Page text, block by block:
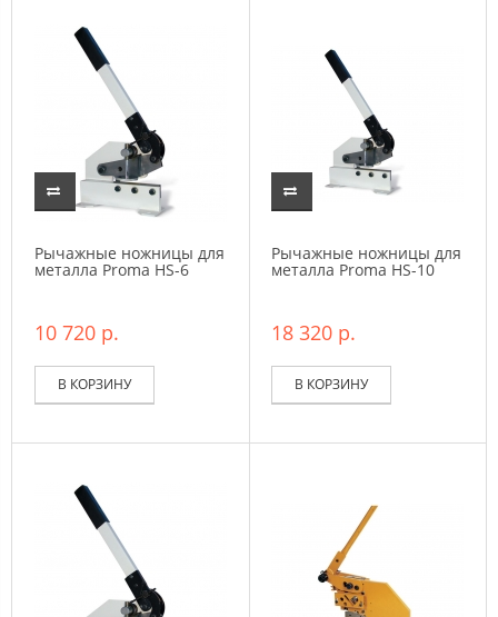
Рычажные ножницы для
металла Proma HS-6
10 720 р.
В КОРЗИНУ
Рычажные ножницы для
металла Proma HS-10
18 320 р.
В КОРЗИНУ